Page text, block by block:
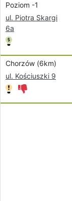
Poziom -1
ul. Piotra Skargi
6a
Chorzów (6km)
ul. Kościuszki 9